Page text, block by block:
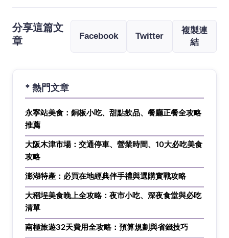
分享這篇文
章
Facebook Twitter
複製連
結
* 熱門文章
永寧站美食：銅板小吃、甜點飲品、餐廳正餐全攻略
推薦
大阪木津市場：交通停車、營業時間、10大必吃美食
攻略
澎湖特產：必買在地經典伴手禮與選購實戰攻略
大稻埕美食晚上全攻略：夜市小吃、深夜食堂與必吃
清單
南極旅遊32天費用全攻略：預算規劃與省錢技巧